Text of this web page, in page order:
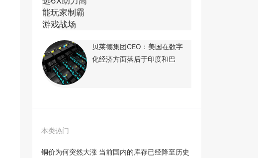
贝莱德集团CEO：美国在数字
化经济方面落后于印度和巴
本类热门
铜价为何突然大涨 当前国内的库存已经降至历史